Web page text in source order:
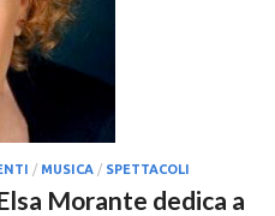
/ MUSICA / SPETTACOLI
Morante dedica a